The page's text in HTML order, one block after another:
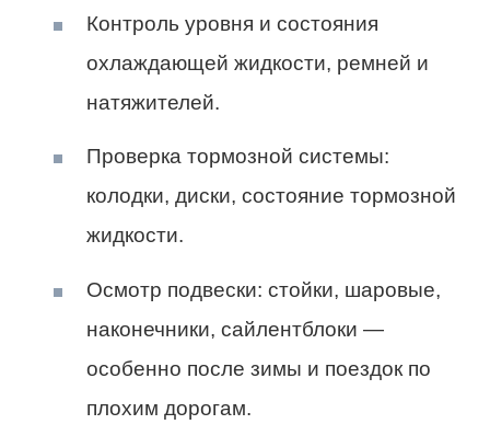
Контроль уровня и состояния
охлаждающей жидкости, ремней и
натяжителей.
Проверка тормозной системы:
колодки, диски, состояние тормозной
жидкости.
Осмотр подвески: стойки, шаровые,
наконечники, сайлентблоки —
особенно после зимы и поездок по
плохим дорогам.